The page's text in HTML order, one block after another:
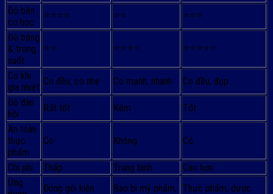
Độ bền
cơ học
⭐⭐⭐⭐ ⭐⭐
⭐⭐⭐
Độ bóng
& trong
suốt
⭐⭐ ⭐⭐⭐⭐ ⭐⭐⭐⭐⭐
Co khi
gia nhiệt
Co đều, co nhẹ Co mạnh, nhanh
Co đều, đẹp
Độ đàn
hồi
Rất tốt Kém
Tốt
An toàn
thực
phẩm
Có Không Có
Chi phí Thấp Trung bình
Cao hơn
Ứng
Đóng gói kiện
Bao bì mỹ phẩm,
Thực phẩm, dược